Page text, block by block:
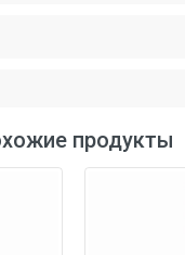
продукты